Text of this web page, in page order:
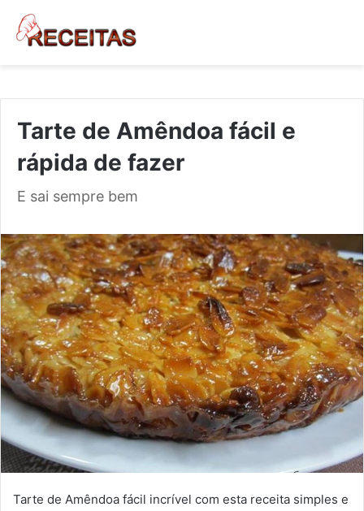
Tarte de Amêndoa fácil e
rápida de fazer
E sai sempre bem
Tarte de Amêndoa fácil incrível com esta receita simples e